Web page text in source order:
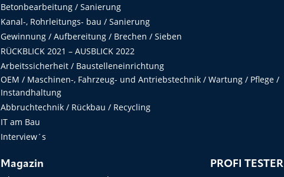
Betonbearbeitung / Sanierung
Kanal-, Rohrleitungs- bau / Sanierung
Gewinnung / Aufbereitung / Brechen / Sieben
RÜCKBLICK 2021 – AUSBLICK 2022
Arbeitssicherheit / Baustelleneinrichtung
OEM / Maschinen-, Fahrzeug- und Antriebstechnik / Wartung / Pflege /
Instandhaltung
Abbruchtechnik / Rückbau / Recycling
IT am Bau
Interview´s
Magazin PROFI TESTER